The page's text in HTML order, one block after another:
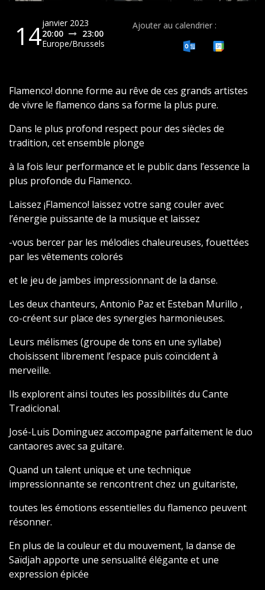
14janvier 2023
20:00
23:00
Europe/Brussels
Ajouter au calendrier :
Flamenco! donne forme au rêve de ces grands artistes
de vivre le flamenco dans sa forme la plus pure.
Dans le plus profond respect pour des siècles de
tradition, cet ensemble plonge
à la fois leur performance et le public dans l’essence la
plus profonde du Flamenco.
Laissez ¡Flamenco! laissez votre sang couler avec
l’énergie puissante de la musique et laissez
-vous bercer par les mélodies chaleureuses, fouettées
par les vêtements colorés
et le jeu de jambes impressionnant de la danse.
Les deux chanteurs, Antonio Paz et Esteban Murillo ,
co-créent sur place des synergies harmonieuses.
Leurs mélismes (groupe de tons en une syllabe)
choisissent librement l’espace puis coïncident à
merveille.
Ils explorent ainsi toutes les possibilités du Cante
Tradicional.
José-Luis Dominguez accompagne parfaitement le duo
cantaores avec sa guitare.
Quand un talent unique et une technique
impressionnante se rencontrent chez un guitariste,
toutes les émotions essentielles du flamenco peuvent
résonner.
En plus de la couleur et du mouvement, la danse de
Saïdjah apporte une sensualité élégante et une
expression épicée